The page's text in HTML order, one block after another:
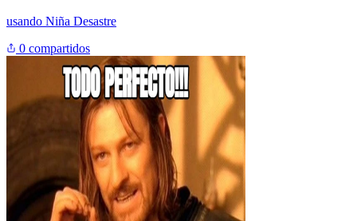
usando Niña Desastre
0 compartidos